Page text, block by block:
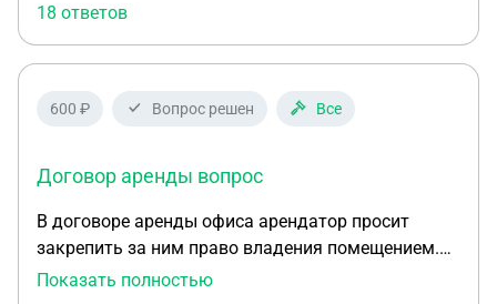
есть в коридоре т.е. в другом помещении, которое
в дальнейшем могут сдать кому-нибудь по
другому договору аренды. Можем ли мы в
договоре прописать пункт в котором закрепим
свое право на пользование сан.узлом, на случай
какой-нибудь подлый арендатор. Если такое не
формулировку использовать чтобы юридически
верно это оформить? В какой раздел договора ее
поместить?
18 ответов
600 ₽ Вопрос решен Все
Договор аренды вопрос
В договоре аренды офиса арендатор просит
закрепить за ним право владения помещением.
Обычно я передаю только право пользования
Показать полностью